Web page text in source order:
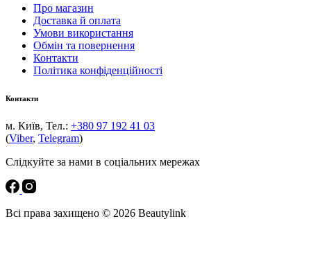
Про магазин
Доставка й оплата
Умови використання
Обмін та повернення
Контакти
Політика конфіденційності
Контакти
м. Київ, Тел.: +380 97 192 41 03
(Viber, Telegram)
Слідкуйте за нами в соціальних мережах
Всі права захищено © 2026 Beautylink